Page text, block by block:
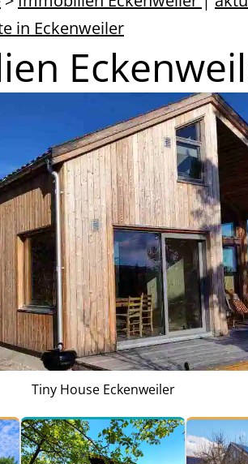
in Eckenweiler
Tiny House Eckenweiler